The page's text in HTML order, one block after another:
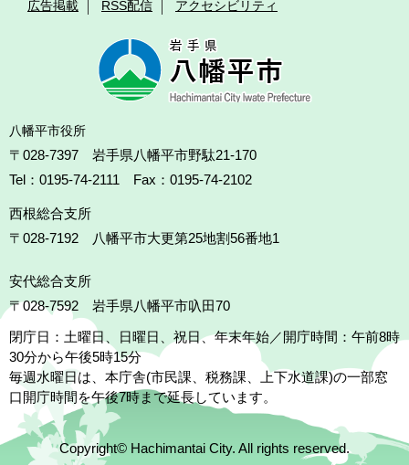
広告掲載
RSS配信 アクセシビリティ
八幡平市役所
〒028-7397 岩手県八幡平市野駄21-170
Tel：0195-74-2111 Fax：0195-74-2102
西根総合支所
〒028-7192
八幡平市大更第25地割56番地1
安代総合支所
〒028-7592
岩手県八幡平市叺田70
閉庁日：土曜日、日曜日、祝日、年末年始／開庁時間：午前8時
30分から午後5時15分
毎週水曜日は、本庁舎(市民課、税務課、上下水道課)の一部窓
口開庁時間を午後7時まで延長しています。
Copyright© Hachimantai City. All rights reserved.